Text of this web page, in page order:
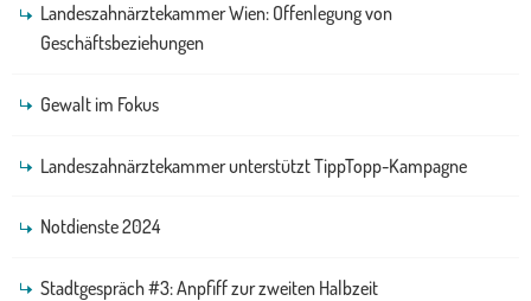
Landeszahnärztekammer Wien: Offenlegung von
Geschäftsbeziehungen
Gewalt im Fokus
Landeszahnärztekammer unterstützt TippTopp-Kampagne
Notdienste 2024
Stadtgespräch #3: Anpfiff zur zweiten Halbzeit